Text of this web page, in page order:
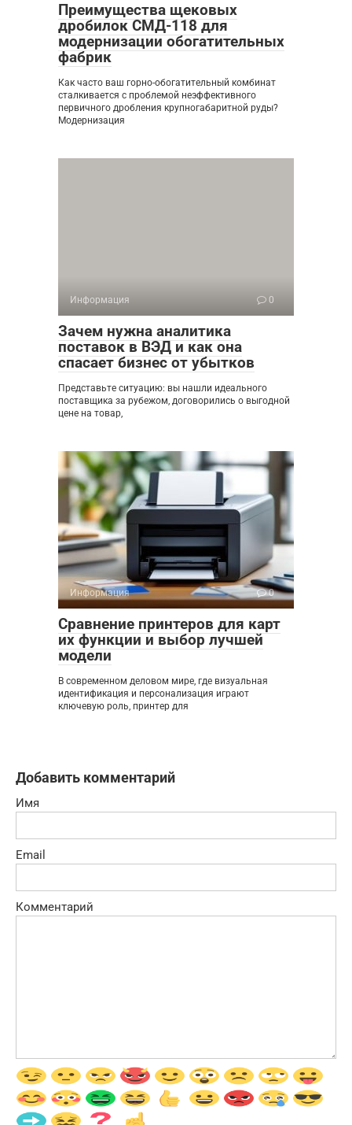
Преимущества щековых
дробилок СМД-118 для
модернизации обогатительных
фабрик
Как часто ваш горно-обогатительный комбинат
сталкивается с проблемой неэффективного
первичного дробления крупногабаритной руды?
Модернизация
Информация 0
Зачем нужна аналитика
поставок в ВЭД и как она
спасает бизнес от убытков
Представьте ситуацию: вы нашли идеального
поставщика за рубежом, договорились о выгодной
цене на товар,
Информация 0
Сравнение принтеров для карт
их функции и выбор лучшей
модели
В современном деловом мире, где визуальная
идентификация и персонализация играют
ключевую роль, принтер для
Добавить комментарий
Имя
Email
Комментарий